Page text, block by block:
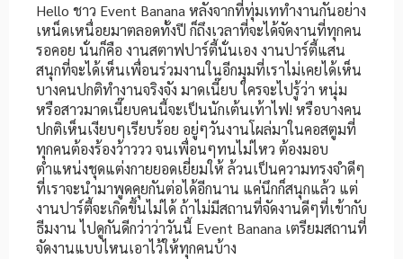
Hello ชาว Event Banana หลังจากที่ทุ่มเททำงานกันอย่าง
เหน็ดเหนื่อยมาตลอดทั้งปี ก็ถึงเวลาที่จะได้จัดงานที่ทุกคน
รอคอย นั่นก็คือ งานสตาฟปาร์ตี้นั่นเอง งานปาร์ตี้แสน
สนุกที่จะได้เห็นเพื่อนร่วมงานในอีกมุมที่เราไม่เคยได้เห็น
บางคนปกติทำงานจริงจัง มาดเนี๊ยบ ใครจะไปรู้ว่า หนุ่ม
หรือสาวมาดเนี๊ยบคนนี้จะเป็นนักเต้นเท้าไฟ! หรือบางคน
ปกติเห็นเงียบๆเรียบร้อย อยู่ๆวันงานโผล่มาในคอสตูมที่
ทุกคนต้องร้องว้าววว จนเพื่อนๆทนไม่ไหว ต้องมอบ
ตำแหน่งชุดแต่งกายยอดเยี่ยมให้ ล้วนเป็นความทรงจำดีๆ
ที่เราจะนำมาพูดคุยกันต่อได้อีกนาน แค่นึกก็สนุกแล้ว แต่
งานปาร์ตี้จะเกิดขึ้นไม่ได้ ถ้าไม่มีสถานที่จัดงานดีๆที่เข้ากับ
ธีมงาน ไปดูกันดีกว่าว่าวันนี้ Event Banana เตรียมสถานที่
จัดงานแบบไหนเอาไว้ให้ทุกคนบ้าง